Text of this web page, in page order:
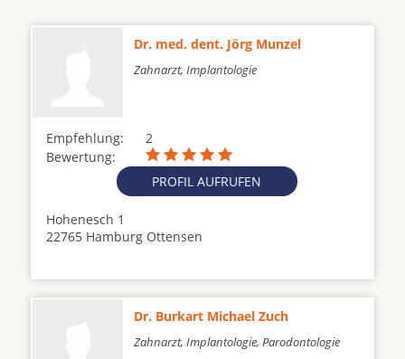
Dr. med. dent. Jörg Munzel
Zahnarzt, Implantologie
Empfehlung:
2
Bewertung:
PROFIL AUFRUFEN
Hohenesch 1
22765 Hamburg Ottensen
Dr. Burkart Michael Zuch
Zahnarzt, Implantologie, Parodontologie